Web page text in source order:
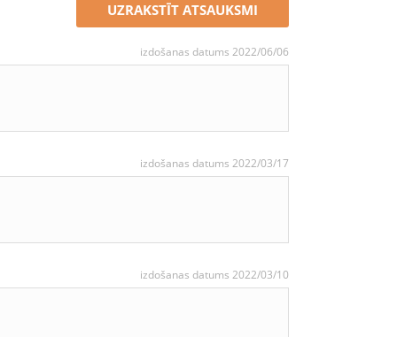
UZRAKSTĪT ATSAUKSMI
izdošanas datums 2022/06/06
izdošanas datums 2022/03/17
izdošanas datums 2022/03/10